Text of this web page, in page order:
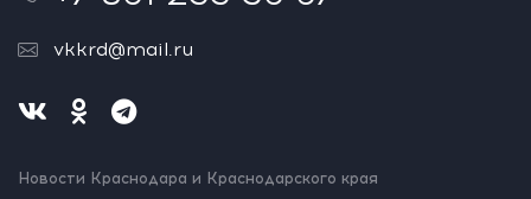
vkkrd@mail.ru
Новости Краснодара и Краснодарского края